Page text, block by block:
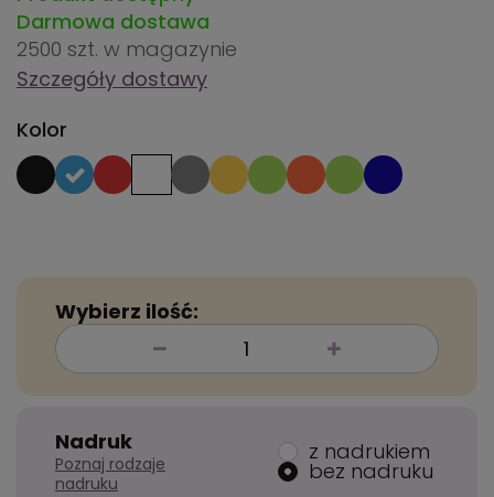
Darmowa dostawa
2500 szt. w magazynie
Szczegóły dostawy
Kolor
Wybierz ilość:
Nadruk
Poznaj rodzaje
nadruku
z nadrukiem
bez nadruku